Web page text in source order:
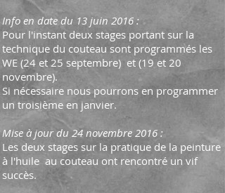
Info en date du 13 juin 2016 :
Pour l'instant deux stages portant sur la
technique du couteau sont programmés les
WE (24 et 25 septembre) et (19 et 20
novembre).
Si nécessaire nous pourrons en programmer
un troisième en janvier.
Mise à jour du 24 novembre 2016 :
Les deux stages sur la pratique de la peinture
à l'huile au couteau ont rencontré un vif
succès.